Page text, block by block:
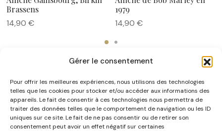
Gérer le consentement
Pour offrir les meilleures expériences, nous utilisons des technologies
telles que les cookies pour stocker et/ou accéder aux informations des
appareils. Le fait de consentir à ces technologies nous permettra de
traiter des données telles que le comportement de navigation ou les ID
uniques sur ce site. Le fait de ne pas consentir ou de retirer son
consentement peut avoir un effet négatif sur certaines
Brassens
14,90 €
1979
14,90 €
NOUS CONNAÎTRE